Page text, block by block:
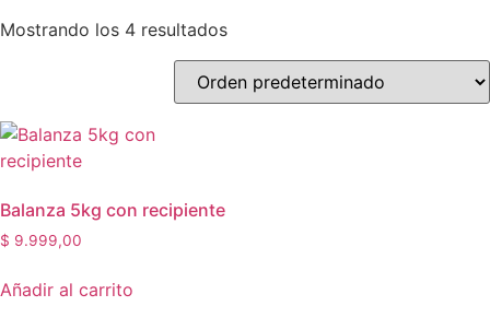
Mostrando los 4 resultados
Balanza 5kg con recipiente
$ 9.999,00
Añadir al carrito